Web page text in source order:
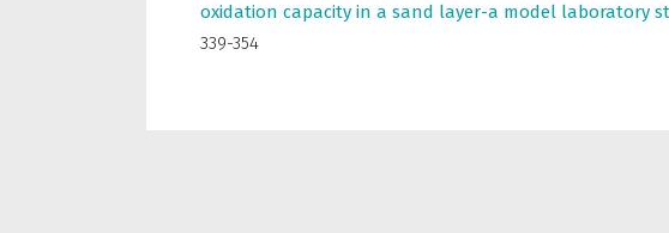
oxidation capacity in a sand layer-a model laboratory
339-354